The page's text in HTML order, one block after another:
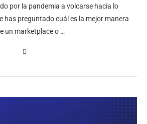
por la pandemia a volcarse hacia lo
has preguntado cuál es la mejor manera
un marketplace o …